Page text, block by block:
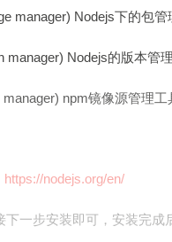
manager) Nodejs下的包管
manager) Nodejs的版本管
npm镜像源管理工
https://nodejs.org/en/
下一步安装即可，安装完成